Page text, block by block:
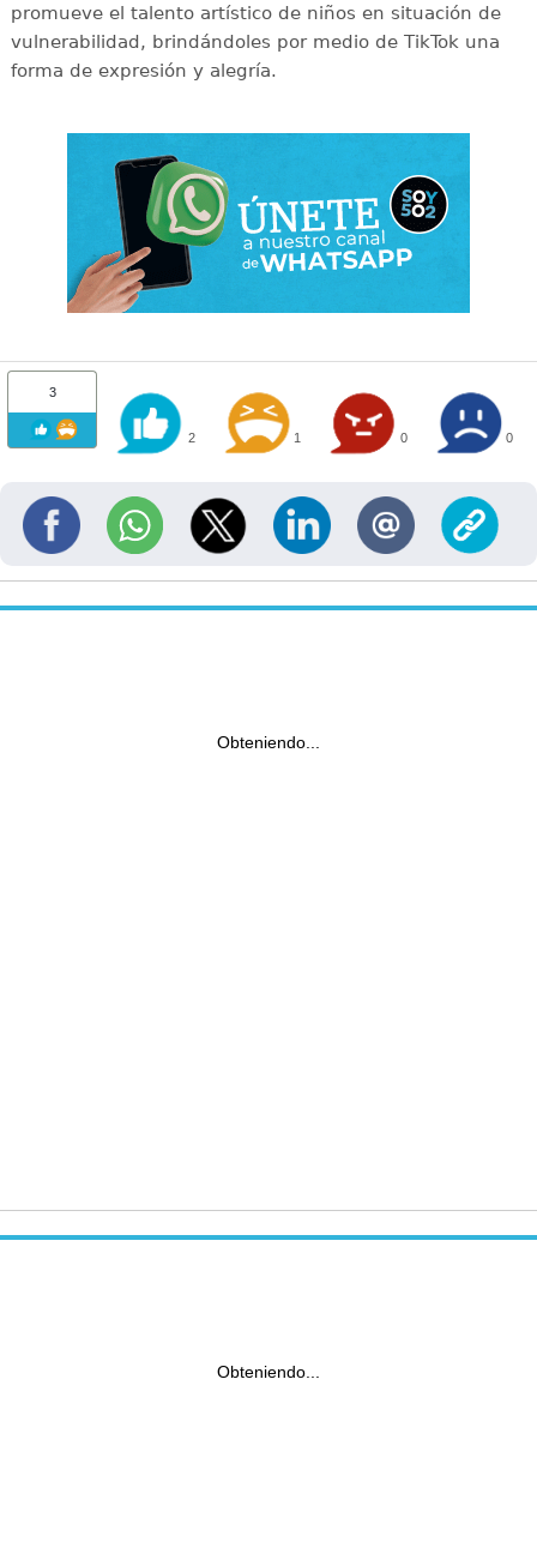
promueve el talento artístico de niños en situación de
vulnerabilidad, brindándoles por medio de TikTok una
forma de expresión y alegría.
3
2 1 0 0
Obteniendo...
Obteniendo...